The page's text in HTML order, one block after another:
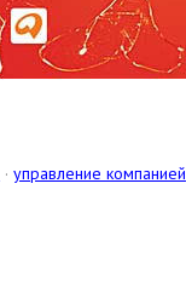
· управление компанией